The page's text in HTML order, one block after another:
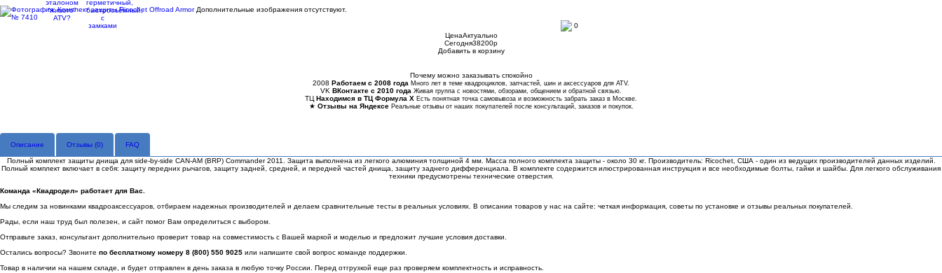
Дополнительные изображения отсутствуют.
0
ЦенаАктуально
Сегодня38200p
Добавить в корзину
Почему можно заказывать спокойно
2008 Работаем с 2008 года Много лет в теме квадроциклов, запчастей, шин и аксессуаров для ATV.
VK ВКонтакте с 2010 года Живая группа с новостями, обзорами, общением и обратной связью.
ТЦ Находимся в ТЦ Формула Х Есть понятная точка самовывоза и возможность забрать заказ в Москве.
★ Отзывы на Яндексе Реальные отзывы от наших покупателей после консультаций, заказов и покупок.
Описание Отзывы (0) FAQ
Полный комплект защиты днища для side-by-side CAN-AM (BRP) Commander 2011. Защита выполнена из легкого алюминия толщиной 4 мм. Масса полного комплекта защиты - около 30 кг. Производитель: Ricochet, США - один из ведущих производителей данных изделий.
Полный комплект включает в себя: защиту передних рычагов, защиту задней, средней, и передней частей днища, защиту заднего дифференциала. В комплекте содержится илюстрированная инструкция и все необходимые болты, гайки и шайбы. Для легкого обслуживания
техники предусмотрены технические отверстия.
Команда «Квадродел» работает для Вас.
Мы следим за новинками квадроаксессуаров, отбираем надежных производителей и делаем сравнительные тесты в реальных условиях. В описании товаров у нас на сайте: четкая информация, советы по установке и отзывы реальных покупателей.
Рады, если наш труд был полезен, и сайт помог Вам определиться с выбором.
Отправьте заказ, консультант дополнительно проверит товар на совместимость с Вашей маркой и моделью и предложит лучшие условия доставки.
Остались вопросы? Звоните по бесплатному номеру 8 (800) 550 9025 или напишите свой вопрос команде поддержки.
Товар в наличии на нашем складе, и будет отправлен в день заказа в любую точку России. Перед отгрузкой еще раз проверяем комплектность и исправность.